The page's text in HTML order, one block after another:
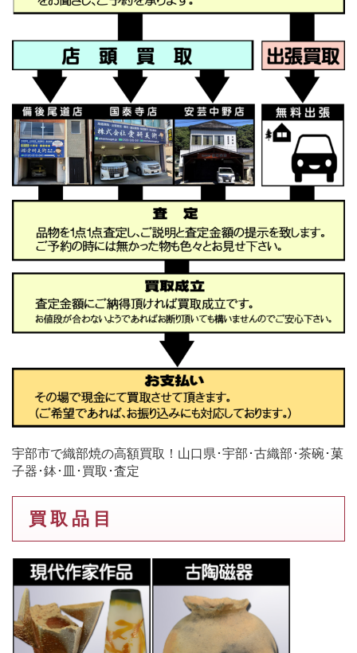
宇部市で織部焼の高額買取！山口県･宇部･古織部･茶碗･菓
子器･鉢･皿･買取･査定
買 取 品 目